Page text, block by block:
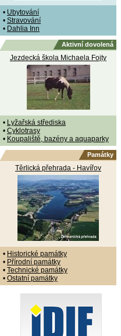
• Ubytování
• Stravování
• Dahlia Inn
Aktivní dovolená
Jezdecká škola Michaela Fojty
• Lyžařská střediska
• Cyklotrasy
• Koupaliště, bazény a aquaparky
Památky
Těrlická přehrada - Havířov
• Historické památky
• Přírodní památky
• Technické památky
• Ostatní památky